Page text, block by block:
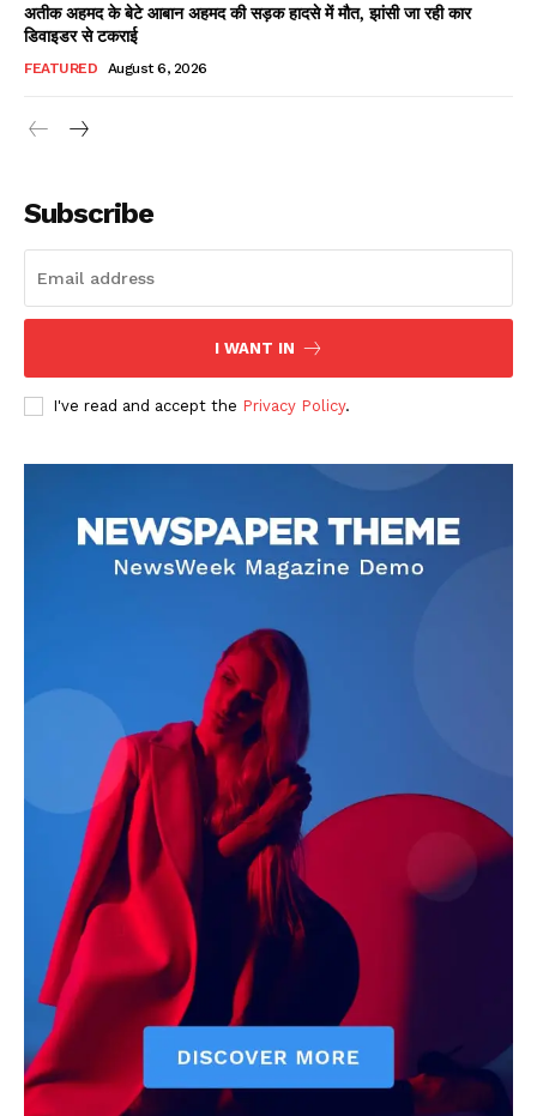
Read Latest News on AIN
NEWS 1 App
AIN NEWS 1
Contact Us
Privacy Policy
Terms of Use Agreement
Facebook
X WhatsApp
Share
अतीक अहमद के बेटे आबान अहमद की सड़क हादसे में मौत, झांसी जा रही कार
डिवाइडर से टकराई
FEATURED August 6, 2026
Subscribe
I WANT IN
I've read and accept the Privacy Policy.